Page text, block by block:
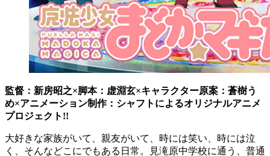
監督：新房昭之×脚本：虚淵玄×キャラクター原案：蒼樹う
め×アニメーション制作：シャフトによるオリジナルアニメ
プロジェクト!!
大好きな家族がいて、親友がいて、時には笑い、時には泣
く、そんなどこにでもある日常。見滝原中学校に通う、普通